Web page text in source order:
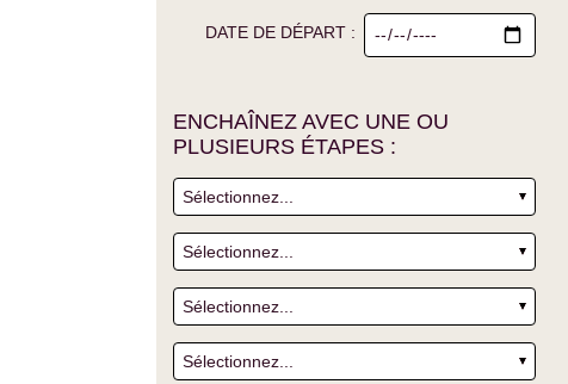
DATE DE DÉPART :
ENCHAÎNEZ AVEC UNE OU
PLUSIEURS ÉTAPES :